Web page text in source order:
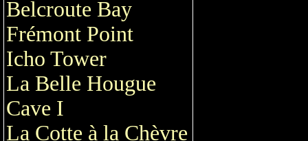
Belcroute Bay
Frémont Point
Icho Tower
La Belle Hougue
Cave I
La Cotte à la Chèvre